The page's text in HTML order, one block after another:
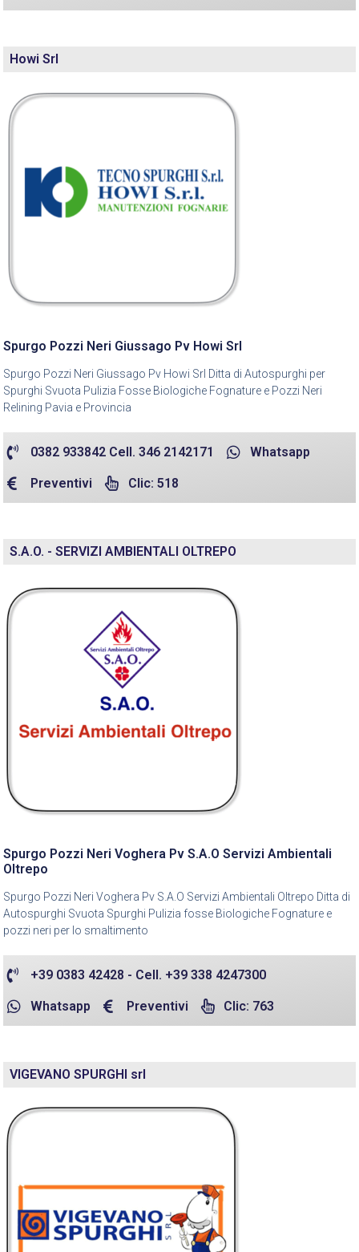
Howi Srl
Spurgo Pozzi Neri Giussago Pv Howi Srl
Spurgo Pozzi Neri Giussago Pv Howi Srl Ditta di Autospurghi per
Spurghi Svuota Pulizia Fosse Biologiche Fognature e Pozzi Neri
Relining Pavia e Provincia
0382 933842 Cell. 346 2142171 Whatsapp
Preventivi Clic: 518
S.A.O. - SERVIZI AMBIENTALI OLTREPO
Spurgo Pozzi Neri Voghera Pv S.A.O Servizi Ambientali
Oltrepo
Spurgo Pozzi Neri Voghera Pv S.A.O Servizi Ambientali Oltrepo Ditta di
Autospurghi Svuota Spurghi Pulizia fosse Biologiche Fognature e
pozzi neri per lo smaltimento
+39 0383 42428 - Cell. +39 338 4247300
Whatsapp Preventivi Clic: 763
VIGEVANO SPURGHI srl